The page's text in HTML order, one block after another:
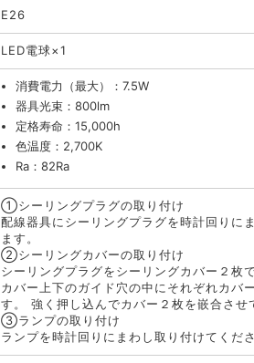
E26
LED電球×1
消費電力（最大）：7.5W
器具光束：800lm
定格寿命：15,000h
色温度：2,700K
Ra：82Ra
①シーリングプラグの取り付け
配線器具にシーリングプラグを時計回りに
ます。
②シーリングカバーの取り付け
シーリングプラグをシーリングカバー２枚
カバー上下のガイド穴の中にそれぞれカバ
す。 強く押し込んでカバー２枚を嵌合させ
③ランプの取り付け
ランプを時計回りにまわし取り付けてくださ